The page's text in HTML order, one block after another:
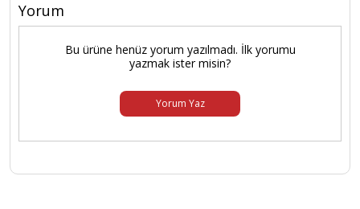
Yorum
Bu ürüne henüz yorum yazılmadı. İlk yorumu
yazmak ister misin?
Yorum Yaz